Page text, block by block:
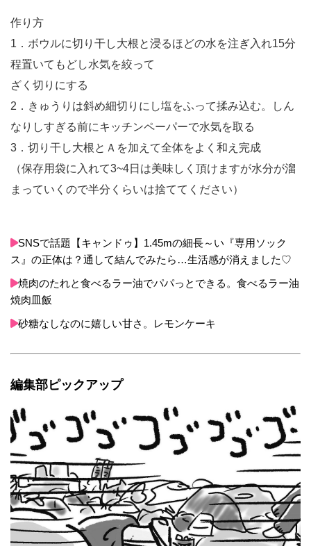
作り方
1．ボウルに切り干し大根と浸るほどの水を注ぎ入れ15分
程置いてもどし水気を絞って
ざく切りにする
2．きゅうりは斜め細切りにし塩をふって揉み込む。しん
なりしすぎる前にキッチンペーパーで水気を取る
3．切り干し大根とＡを加えて全体をよく和え完成
（保存用袋に入れて3~4日は美味しく頂けますが水分が溜
まっていくので半分くらいは捨ててください）
SNSで話題【キャンドゥ】1.45mの細長～い『専用ソック
ス』の正体は？通して結んでみたら…生活感が消えました♡
焼肉のたれと食べるラー油でパパっとできる。食べるラー油
焼肉皿飯
砂糖なしなのに嬉しい甘さ。レモンケーキ
編集部ピックアップ